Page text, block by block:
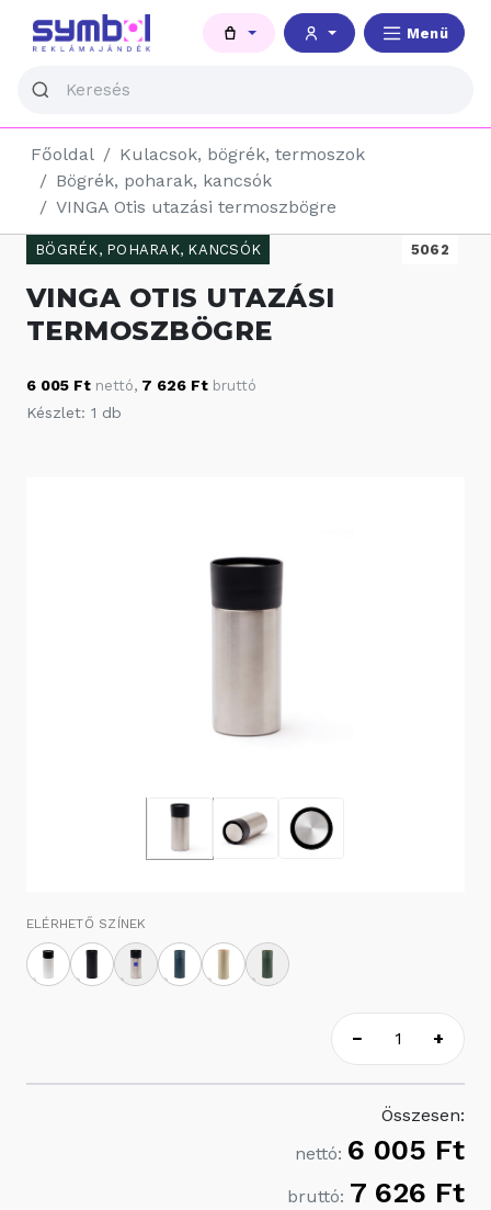
Menü
Főoldal
Kulacsok, bögrék, termoszok
Bögrék, poharak, kancsók
VINGA Otis utazási termoszbögre
BÖGRÉK, POHARAK, KANCSÓK 5062
VINGA OTIS UTAZÁSI
TERMOSZBÖGRE
6 005 Ft nettó, 7 626 Ft bruttó
Készlet: 1 db
ELÉRHETŐ SZÍNEK
− +
Összesen:
nettó: 6 005 Ft
bruttó: 7 626 Ft